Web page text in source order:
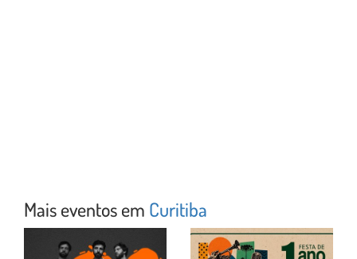
Mais eventos em Curitiba